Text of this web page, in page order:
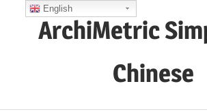
ArchiMetric
Chinese
English